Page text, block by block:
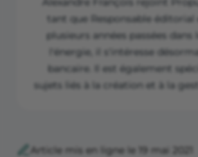
tant que Responsable éditorial
plusieurs années passées dans
l'énergie, il s'intéresse
bancaire. Il est également
sujets liés à la création et à la
Article mis en ligne le 19 mai 2021